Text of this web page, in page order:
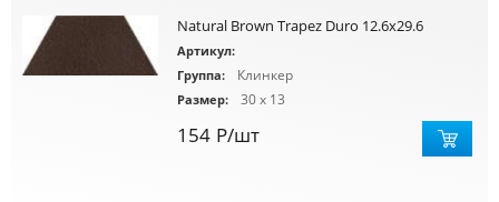
Natural Brown Trapez Duro 12.6x29.6
Артикул:
Группа:
Клинкер
Размер: 30 x 13
154 Р/шт